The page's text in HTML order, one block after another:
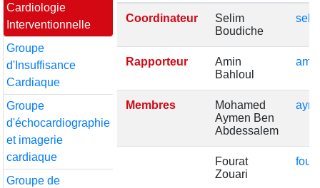
Cardiologie
Interventionnelle
Groupe
d'Insuffisance
Cardiaque
Groupe
d'échocardiographie
et imagerie
cardiaque
Groupe de
Coordinateur
Selim
Boudiche
Rapporteur
Amin
Bahloul
Membres
Mohamed
Aymen Ben
Abdessalem
Fourat
Zouari